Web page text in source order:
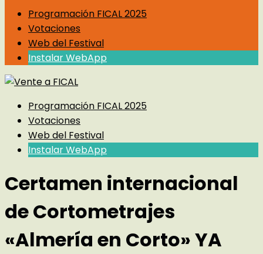
Programación FICAL 2025
Votaciones
Web del Festival
Instalar WebApp
Programación FICAL 2025
Votaciones
Web del Festival
Instalar WebApp
Certamen internacional
de Cortometrajes
«Almería en Corto» YA